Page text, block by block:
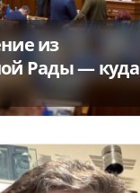
из
Рады — куда
народный
семь лет